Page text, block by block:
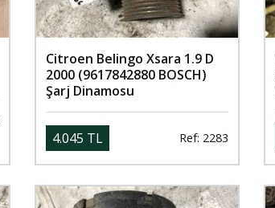
Citroen Belingo Xsara 1.9 D
2000 (9617842880 BOSCH)
Şarj Dinamosu
4.045 TL Ref: 2283